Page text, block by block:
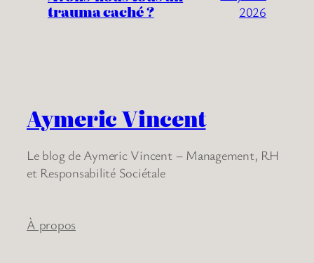
trauma caché ?
2026
Aymeric Vincent
Le blog de Aymeric Vincent – Management, RH
et Responsabilité Sociétale
À propos